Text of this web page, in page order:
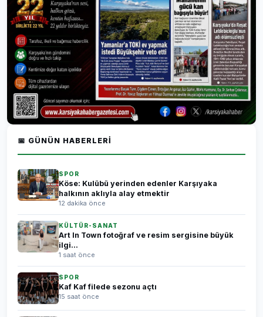
📅 GÜNÜN HABERLERI
SPOR
Köse: Kulübü yerinden edenler Karşıyaka
halkının aklıyla alay etmektir
12 dakika önce
KÜLTÜR-SANAT
Art In Town fotoğraf ve resim sergisine büyük
ilgi...
1 saat önce
SPOR
Kaf Kaf filede sezonu açtı
15 saat önce